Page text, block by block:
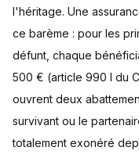
l'héritage. Une
ce barème : pour les
défunt, chaque
500 € (article 990 I du
ouvrent deux
survivant ou le
totalement exonéré